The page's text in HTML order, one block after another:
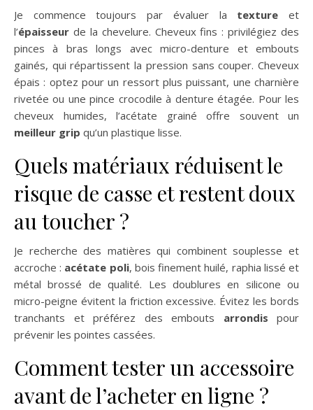
Je commence toujours par évaluer la texture et
l’épaisseur de la chevelure. Cheveux fins : privilégiez des
pinces à bras longs avec micro-denture et embouts
gainés, qui répartissent la pression sans couper. Cheveux
épais : optez pour un ressort plus puissant, une charnière
rivetée ou une pince crocodile à denture étagée. Pour les
cheveux humides, l’acétate grainé offre souvent un
meilleur grip qu’un plastique lisse.
Quels matériaux réduisent le
risque de casse et restent doux
au toucher ?
Je recherche des matières qui combinent souplesse et
accroche : acétate poli, bois finement huilé, raphia lissé et
métal brossé de qualité. Les doublures en silicone ou
micro-peigne évitent la friction excessive. Évitez les bords
tranchants et préférez des embouts arrondis pour
prévenir les pointes cassées.
Comment tester un accessoire
avant de l’acheter en ligne ?